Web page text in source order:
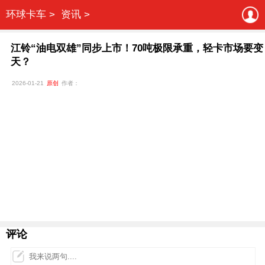
环球卡车 > 资讯 >
江铃“油电双雄”同步上市！70吨极限承重，轻卡市场要变
天？
2026-01-21 原创 作者：
评论